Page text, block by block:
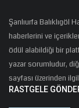
Şanlıurfa Balıklıgöl
haberlerini ve
ödül alabildiği bir
yazar sorumludur,
sayfası üzerinden
RASTGELE